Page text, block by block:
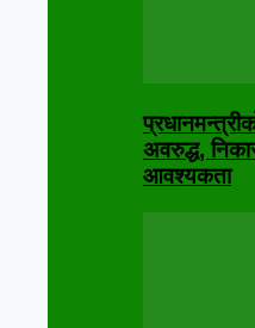
अवरुद्ध,
आवश्यकता